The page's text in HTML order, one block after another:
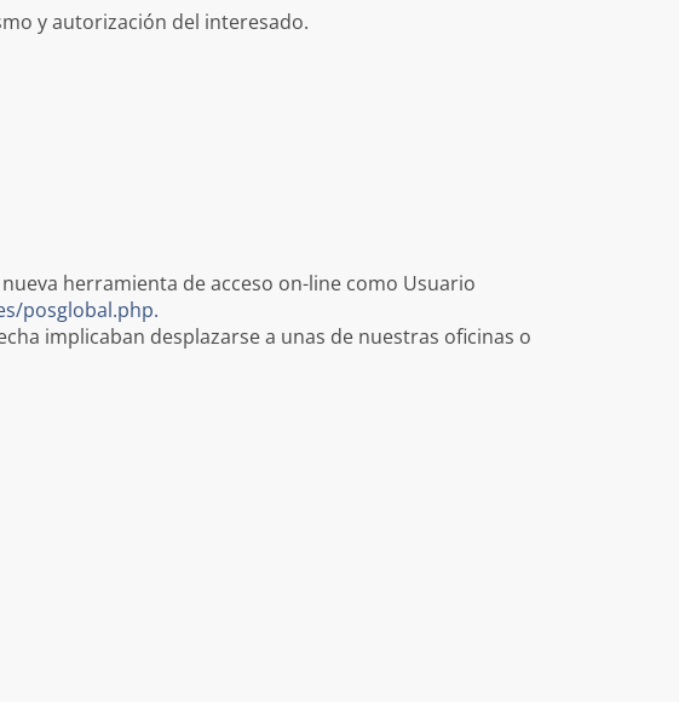
y autorización del interesado.
herramienta de acceso on-line como Usuario
posglobal.php.
implicaban desplazarse a unas de nuestras oficinas o